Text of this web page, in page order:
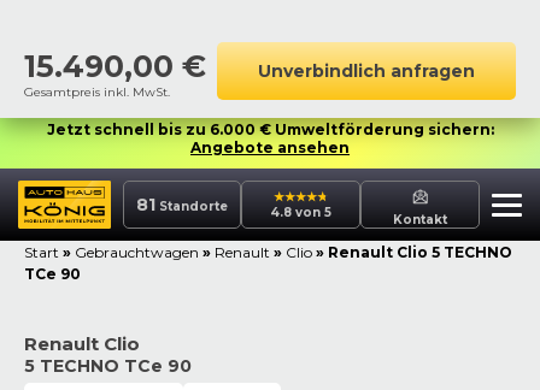
15.490,00 €
Gesamtpreis inkl. MwSt.
Unverbindlich anfragen
Jetzt schnell bis zu 6.000 € Umweltförderung sichern:
Angebote ansehen
81 Standorte 4.8 von 5 Kontakt
Start » Gebrauchtwagen » Renault » Clio » Renault Clio 5 TECHNO
TCe 90
Renault Clio
5 TECHNO TCe 90